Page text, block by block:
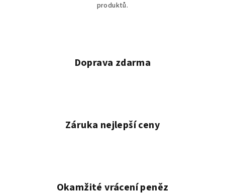
produktů.
Doprava zdarma
Záruka nejlepší ceny
Okamžité vrácení peněz